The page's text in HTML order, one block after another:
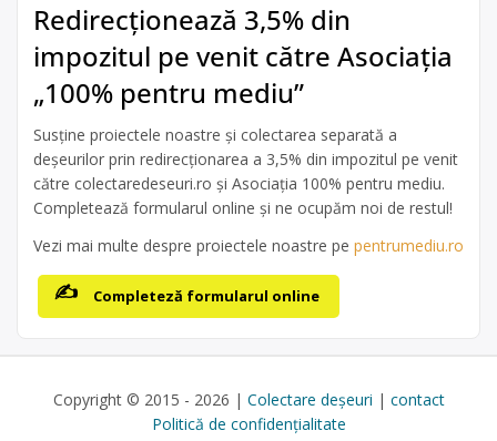
Redirecționează 3,5% din
impozitul pe venit către Asociația
„100% pentru mediu”
Susține proiectele noastre și colectarea separată a
deșeurilor prin redirecționarea a 3,5% din impozitul pe venit
către colectaredeseuri.ro și Asociația 100% pentru mediu.
Completează formularul online și ne ocupăm noi de restul!
Vezi mai multe despre proiectele noastre pe pentrumediu.ro
Completeză formularul online
Copyright © 2015 - 2026 | Colectare deșeuri | contact
Politică de confidențialitate